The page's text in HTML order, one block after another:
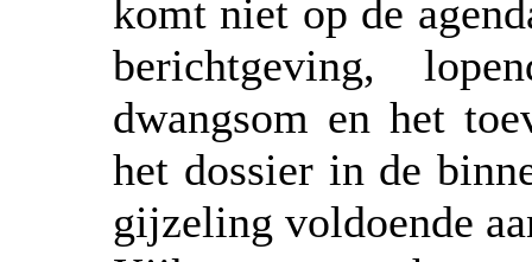
komt niet op de
berichtgeving,
dwangsom en het
het dossier in de
gijzeling voldoende